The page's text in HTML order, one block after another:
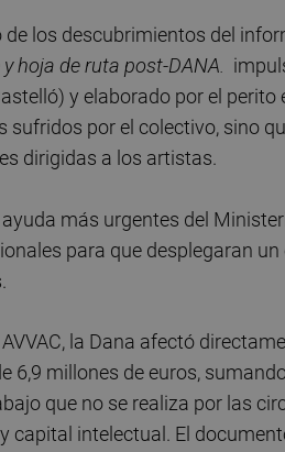
de los descubrimientos del
hoja de ruta post-DANA.
y elaborado por el perito
sufridos por el colectivo, sino
dirigidas a los artistas.
más urgentes del
para que desplegaran
la Dana afectó
6,9 millones de euros,
que no se realiza por las
capital intelectual. El